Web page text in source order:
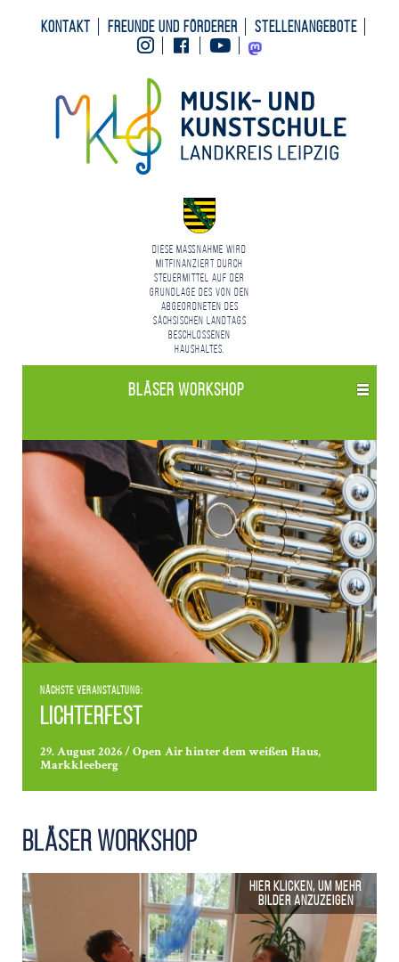
Kontakt Freunde und Förderer
Stellenangebote
InstagramFacebookYoutubeMastodon
Diese Maßnahme wird
mitfinanziert durch
Steuermittel auf der
Grundlage des von den
Abgeordneten des
Sächsischen Landtags
beschlossenen
Haushaltes.
Bläser Workshop
Nächste Veranstaltung:
Lichterfest
29. August 2026 / Open Air hinter dem weißen Haus,
Markkleeberg
Bläser Workshop